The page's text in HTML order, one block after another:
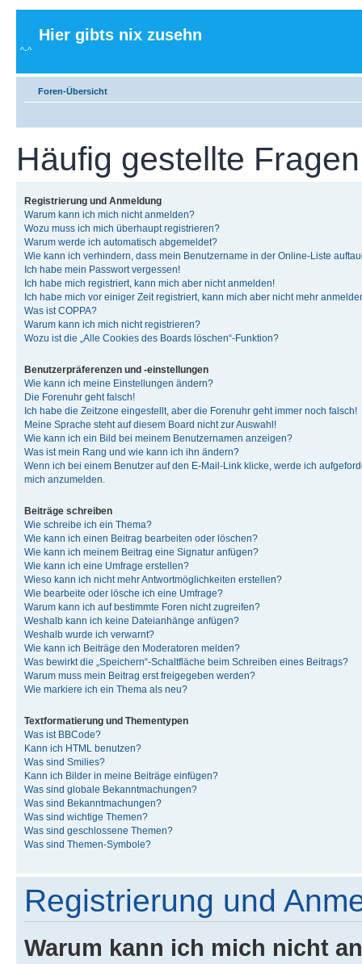
Hier gibts nix zusehn
^-^
Foren-Übersicht
Häufig gestellte Fragen
Registrierung und Anmeldung
Warum kann ich mich nicht anmelden?
Wozu muss ich mich überhaupt registrieren?
Warum werde ich automatisch abgemeldet?
Wie kann ich verhindern, dass mein Benutzername in der Online-Liste
Ich habe mein Passwort vergessen!
Ich habe mich registriert, kann mich aber nicht anmelden!
Ich habe mich vor einiger Zeit registriert, kann mich aber nicht mehr
Was ist COPPA?
Warum kann ich mich nicht registrieren?
Wozu ist die „Alle Cookies des Boards löschen“-Funktion?
Benutzerpräferenzen und -einstellungen
Wie kann ich meine Einstellungen ändern?
Die Forenuhr geht falsch!
Ich habe die Zeitzone eingestellt, aber die Forenuhr geht immer noch falsch!
Meine Sprache steht auf diesem Board nicht zur Auswahl!
Wie kann ich ein Bild bei meinem Benutzernamen anzeigen?
Was ist mein Rang und wie kann ich ihn ändern?
Wenn ich bei einem Benutzer auf den E-Mail-Link klicke, werde ich
mich anzumelden.
Beiträge schreiben
Wie schreibe ich ein Thema?
Wie kann ich einen Beitrag bearbeiten oder löschen?
Wie kann ich meinem Beitrag eine Signatur anfügen?
Wie kann ich eine Umfrage erstellen?
Wieso kann ich nicht mehr Antwortmöglichkeiten erstellen?
Wie bearbeite oder lösche ich eine Umfrage?
Warum kann ich auf bestimmte Foren nicht zugreifen?
Weshalb kann ich keine Dateianhänge anfügen?
Weshalb wurde ich verwarnt?
Wie kann ich Beiträge den Moderatoren melden?
Was bewirkt die „Speichern“-Schaltfläche beim Schreiben eines Beitrags?
Warum muss mein Beitrag erst freigegeben werden?
Wie markiere ich ein Thema als neu?
Textformatierung und Thementypen
Was ist BBCode?
Kann ich HTML benutzen?
Was sind Smilies?
Kann ich Bilder in meine Beiträge einfügen?
Was sind globale Bekanntmachungen?
Was sind Bekanntmachungen?
Was sind wichtige Themen?
Was sind geschlossene Themen?
Was sind Themen-Symbole?
Registrierung und
Warum kann ich mich nicht